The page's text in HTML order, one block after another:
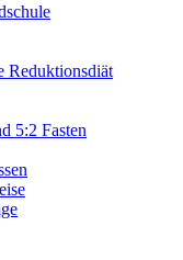
Reduktionsdiät
5:2 Fasten